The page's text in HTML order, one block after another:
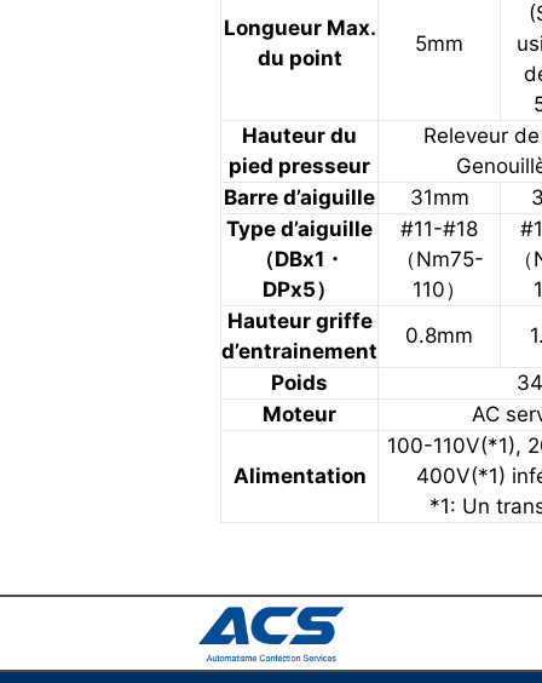
Longueur Max.
du point
5mm
Hauteur du
pied presseur
Releveur
Barre d’aiguille
31mm
Type d’aiguille
（DBx1・
DPx5）
#11-#18
（Nm75-
110）
Hauteur griffe
d’entrainement
0.8mm
Poids
Moteur
AC
Alimentation
100-110V(*1),
400V(*1)
*1: Un